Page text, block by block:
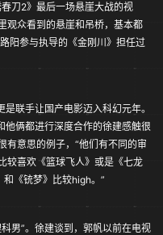
刀2》最后一场悬崖大战的视
观众看到的悬崖和吊桥，基本都
阳参与执导的《金刚川》担任过
联手让国产电影迈入科幻元年。
他俩都进行深度合作的徐建感触很
有意思的例子，“他们有不同的审
较喜欢《篮球飞人》或是《七龙
《铳梦》比较high。”
男”。徐建谈到，郭帆以前在电视